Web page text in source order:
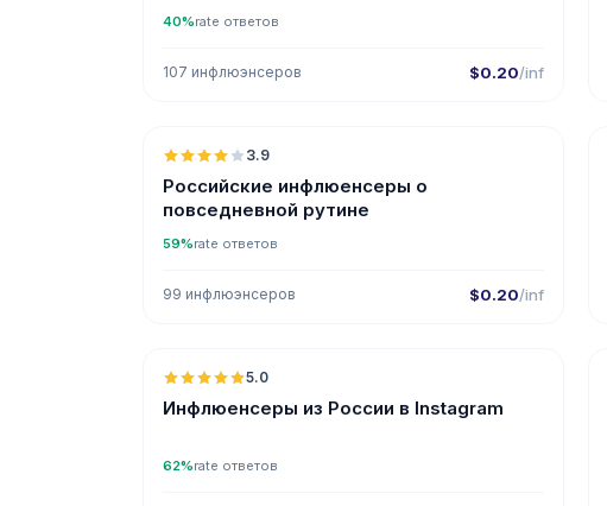
40%rate ответов
107 инфлюэнсеров $0.20/inf
3.9
Российские инфлюенсеры о
повседневной рутине
59%rate ответов
99 инфлюэнсеров $0.20/inf
5.0
Инфлюенсеры из России в Instagram
62%rate ответов